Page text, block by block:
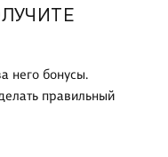
него бонусы.
правильный